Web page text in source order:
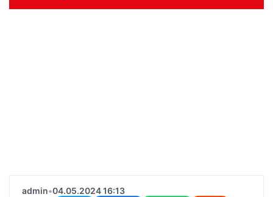
admin•04.05.2024 16:13